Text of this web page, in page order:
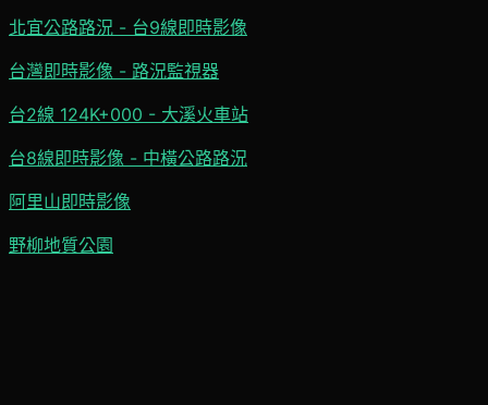
北宜公路路況 - 台9線即時影像
台灣即時影像 - 路況監視器
台2線 124K+000 - 大溪火車站
台8線即時影像 - 中橫公路路況
阿里山即時影像
野柳地質公園